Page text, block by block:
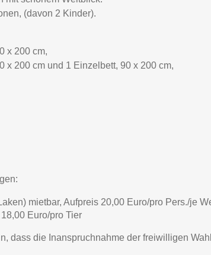
(davon 2 Kinder).
x 200 cm,
x 200 cm und 1 Einzelbett, 90 x 200 cm,
mietbar, Aufpreis 20,00 Euro/pro Pers./je
Euro/pro Tier
dass die Inanspruchnahme der freiwilligen